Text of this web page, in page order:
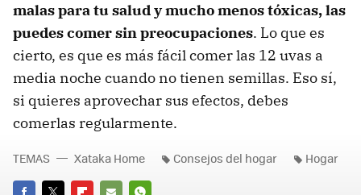
malas para tu salud y mucho menos tóxicas, las
puedes comer sin preocupaciones. Lo que es
cierto, es que es más fácil comer las 12 uvas a
media noche cuando no tienen semillas. Eso sí,
si quieres aprovechar sus efectos, debes
comerlas regularmente.
TEMAS Xataka Home Consejos del hogar Hogar